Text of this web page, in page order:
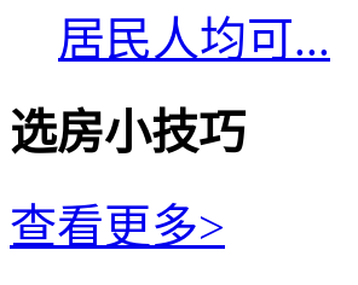
居民人均可...
选房小技巧
查看更多>